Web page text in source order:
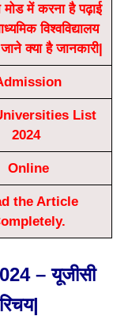
में करना है पढ़ाई
विश्वविद्यालय
क्या है जानकारी|
List
2024
Online
the Article
– यूजीसी